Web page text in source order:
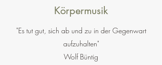
Körpermusik
"Es tut gut, sich ab und zu in der Gegenwart
aufzuhalten"
Wolf Büntig